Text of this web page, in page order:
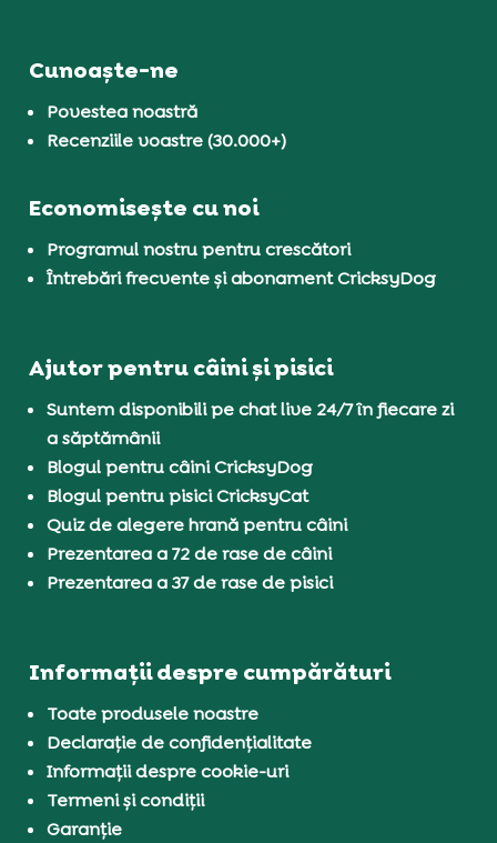
Cunoaște-ne
Povestea noastră
Recenziile voastre (30.000+)
Economisește cu noi
Programul nostru pentru crescători
Întrebări frecvente și abonament CricksyDog
Ajutor pentru câini și pisici
Suntem disponibili pe chat live 24/7 în fiecare zi
a săptămânii
Blogul pentru câini CricksyDog
Blogul pentru pisici CricksyCat
Quiz de alegere hrană pentru câini
Prezentarea a 72 de rase de câini
Prezentarea a 37 de rase de pisici
Informații despre cumpărături
Toate produsele noastre
Declarație de confidențialitate
Informații despre cookie-uri
Termeni și condiții
Garanție